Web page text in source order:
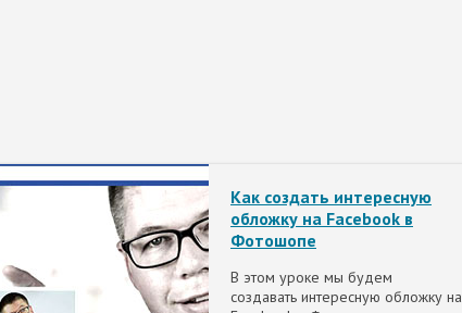
Как создать интересную
обложку на Facebook в
Фотошопе
В этом уроке мы будем
создавать интересную обложку на